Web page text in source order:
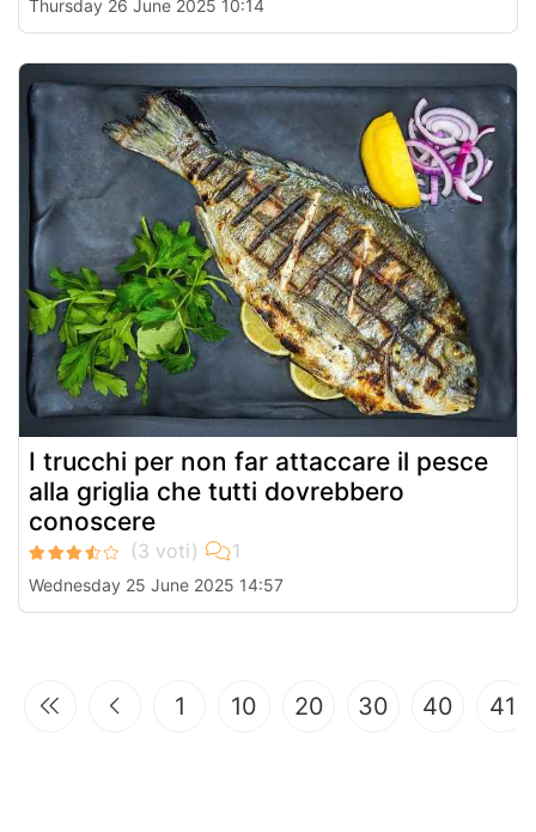
Thursday 26 June 2025 10:14
I trucchi per non far attaccare il pesce
alla griglia che tutti dovrebbero
conoscere
Wednesday 25 June 2025 14:57
1 10 20 30 40 41